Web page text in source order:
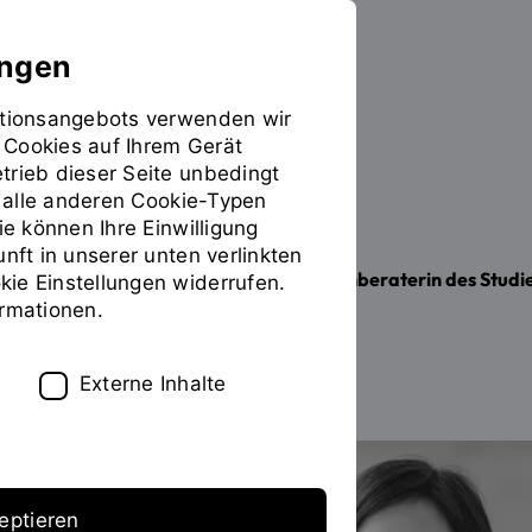
PERSONEN
Prof. Dr. Petra Liedl
Studiengangleiterin und Studienfachberaterin des
verwenden wir
auf Ihrem Gerät
dieser Seite unbedingt
anderen Cookie-Typen
können Ihre Einwilligung
in unserer unten verlinkten
Einstellungen widerrufen.
Externe Inhalte